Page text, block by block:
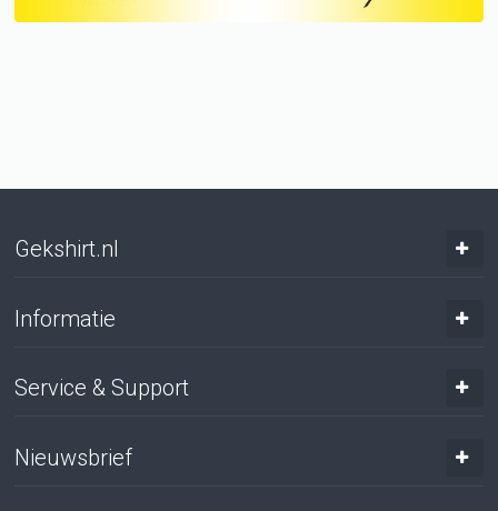
Gekshirt.nl
Informatie
Service & Support
Nieuwsbrief